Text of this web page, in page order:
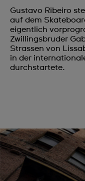
Gustavo Ribeiro
auf dem
eigentlich
Zwillingsbruder
Strassen von
in der
durchstartete.